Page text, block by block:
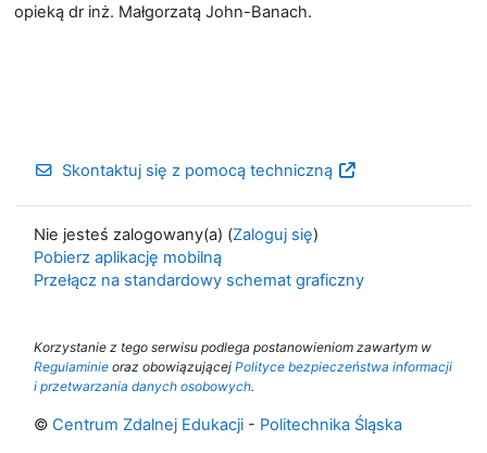
opieką dr inż. Małgorzatą John-Banach.
Skontaktuj się z pomocą techniczną
Nie jesteś zalogowany(a) (Zaloguj się)
Pobierz aplikację mobilną
Przełącz na standardowy schemat graficzny
Korzystanie z tego serwisu podlega postanowieniom zawartym w
Regulaminie oraz obowiązującej Polityce bezpieczeństwa informacji
i przetwarzania danych osobowych.
© Centrum Zdalnej Edukacji - Politechnika Śląska